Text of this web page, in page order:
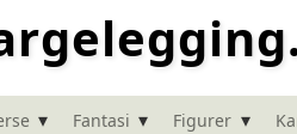
▾ Fantasi ▾ Figurer ▾